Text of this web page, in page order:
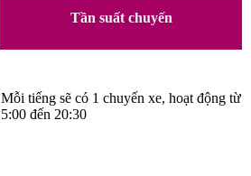
Tần suất chuyến
Mỗi tiếng sẽ có 1 chuyến xe, hoạt động từ
5:00 đến 20:30